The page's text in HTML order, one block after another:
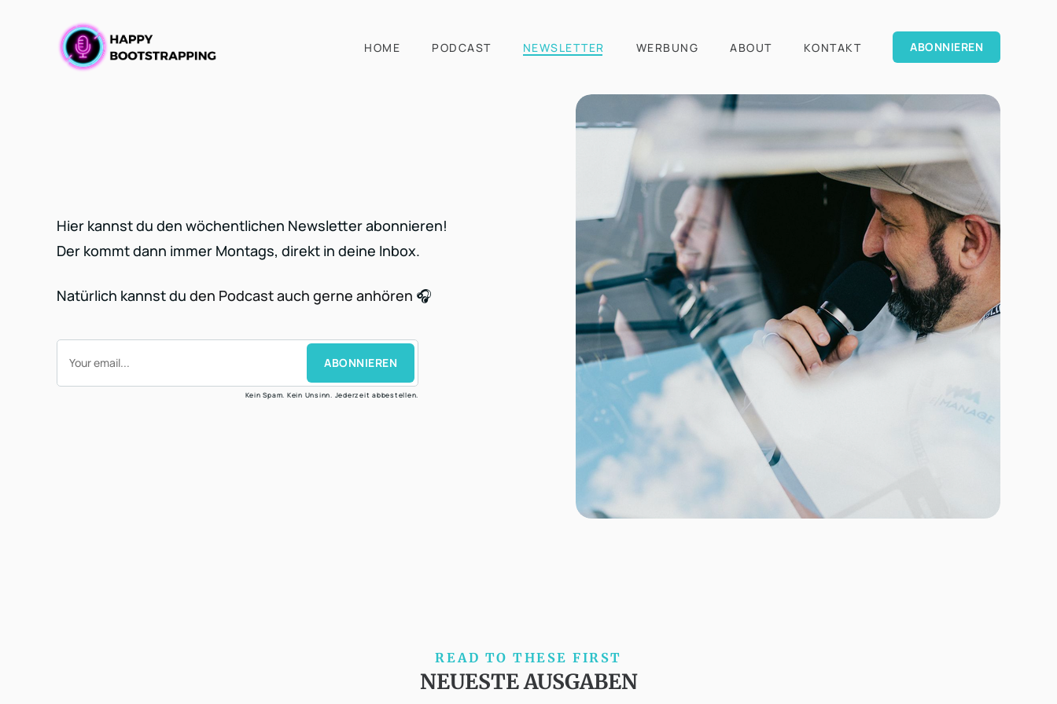
HOME PODCAST NEWSLETTER WERBUNG ABOUT KONTAKT ABONNIEREN
Hier kannst du den wöchentlichen Newsletter abonnieren!
Der kommt dann immer Montags, direkt in deine Inbox.
Natürlich kannst du den Podcast auch gerne anhören 🎧
ABONNIEREN
Kein Spam. Kein Unsinn. Jederzeit abbestellen.
READ TO THESE FIRST
NEUESTE AUSGABEN